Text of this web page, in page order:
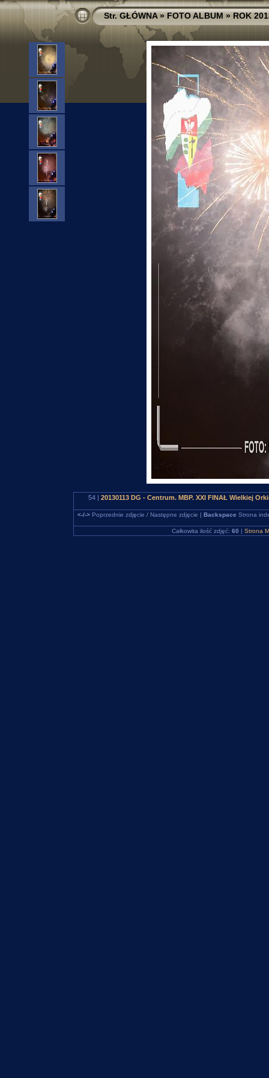
Str. GŁÓWNA»FOTO ALBUM»ROK
54 | 20130113 DG - Centrum. MBP. XXI FINAŁ Wielkiej
<-/->Poprzednie zdjęcie / Następne zdjęcie | Backspace Strona
Całkowita ilość zdjęć: 60 | Strona